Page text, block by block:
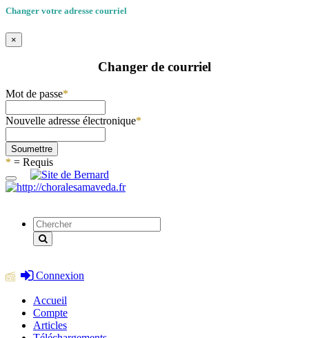
Changer votre adresse courriel
×
Changer de courriel
Mot de passe*
Nouvelle adresse électronique*
Soumettre
* = Requis
Connexion
Accueil
Compte
Articles